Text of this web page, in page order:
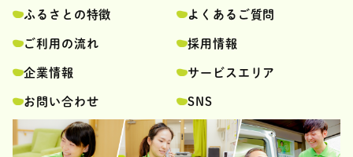
ふるさとの特徴
ご利用の流れ
企業情報
お問い合わせ
よくあるご質問
採用情報
サービスエリア
SNS